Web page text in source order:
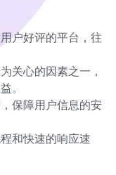
户好评的平台，往
关心的因素之一，
。
保障用户信息的安
和快速的响应速